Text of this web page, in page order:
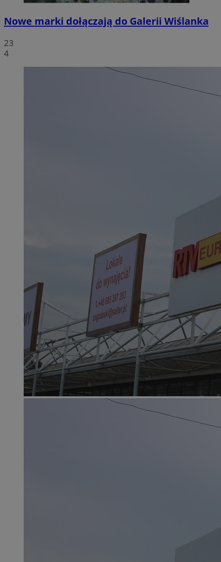
Nowe marki dołączają do Galerii Wiślanka
23
4